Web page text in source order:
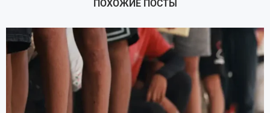
ПОХОЖИЕ ПОСТЫ